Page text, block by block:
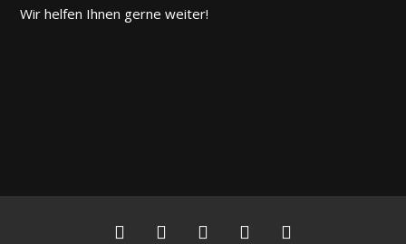
Wir helfen Ihnen gerne weiter!